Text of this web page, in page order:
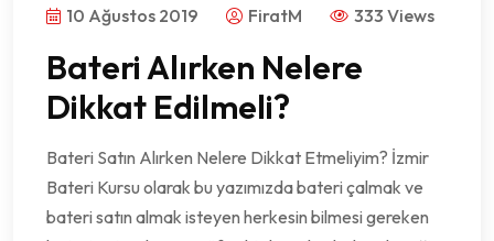
10 Ağustos 2019 FiratM 333 Views
Bateri Alırken Nelere
Dikkat Edilmeli?
Bateri Satın Alırken Nelere Dikkat Etmeliyim? İzmir
Bateri Kursu olarak bu yazımızda bateri çalmak ve
bateri satın almak isteyen herkesin bilmesi gereken